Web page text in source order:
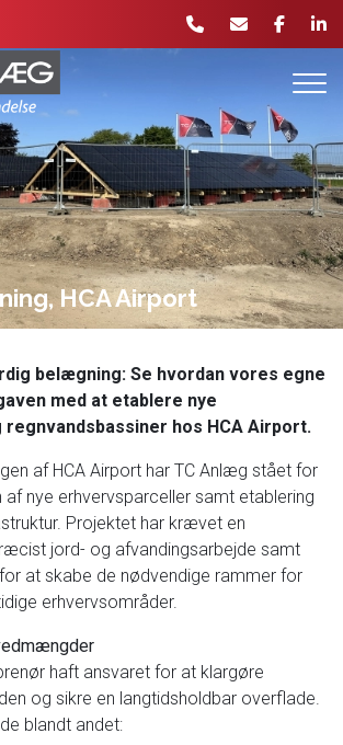
HCA Airport
belægning: Se hvordan vores egne
med at etablere nye
regnvandsbassiner hos HCA Airport.
af HCA Airport har TC Anlæg stået for
af nye erhvervsparceller samt etablering
Projektet har krævet en
jord- og afvandingsarbejde samt
at skabe de nødvendige rammer for
erhvervsområder.
haft ansvaret for at klargøre
og sikre en langtidsholdbar overflade.
blandt andet: